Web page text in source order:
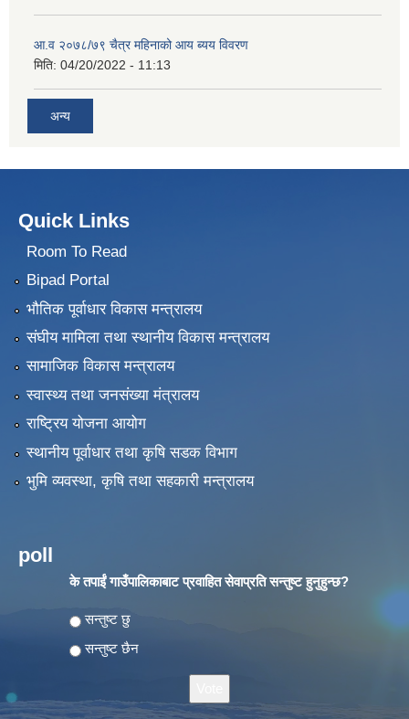
आ.व २०७८/७९ चैत्र महिनाको आय ब्यय विवरण
मिति: 04/20/2022 - 11:13
अन्य
Quick Links
Room To Read
Bipad Portal
भौतिक पूर्वाधार विकास मन्त्रालय
संघीय मामिला तथा स्थानीय विकास मन्त्रालय
सामाजिक विकास मन्त्रालय
स्वास्थ्य तथा जनसंख्या मंत्रालय
राष्ट्रिय योजना आयोग
स्थानीय पूर्वाधार तथा कृषि सडक विभाग
भुमि व्यवस्था, कृषि तथा सहकारी मन्त्रालय
poll
के तपाईं गाउँपालिकाबाट प्रवाहित सेवाप्रति सन्तुष्ट हुनुहुन्छ?
Choices
सन्तुष्ट छु
सन्तुष्ट छैन